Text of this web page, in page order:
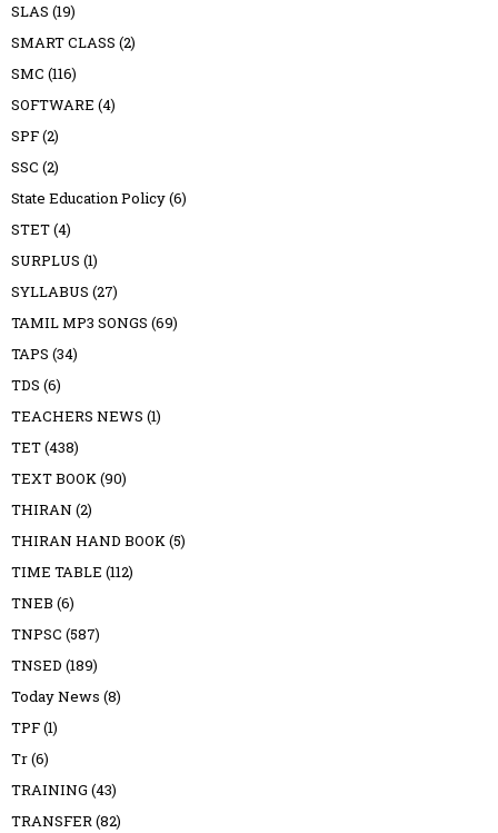
SLAS (19)
SMART CLASS (2)
SMC (116)
SOFTWARE (4)
SPF(2)
SSC (2)
State Education Policy(6)
STET(4)
SURPLUS (1)
SYLLABUS (27)
TAMIL MP3 SONGS (69)
TAPS (34)
TDS (6)
TEACHERS NEWS (1)
TET(438)
TEXT BOOK(90)
THIRAN (2)
THIRAN HAND BOOK(5)
TIME TABLE (112)
TNEB (6)
TNPSC (587)
TNSED (189)
Today News (8)
TPF(1)
Tr(6)
TRAINING (43)
TRANSFER(82)